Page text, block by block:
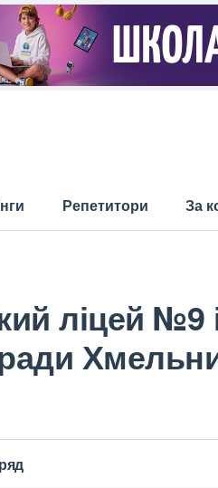
Репетитори За
ліцей